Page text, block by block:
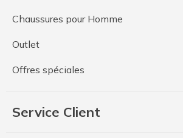
Chaussures pour Homme
Outlet
Offres spéciales
Service Client